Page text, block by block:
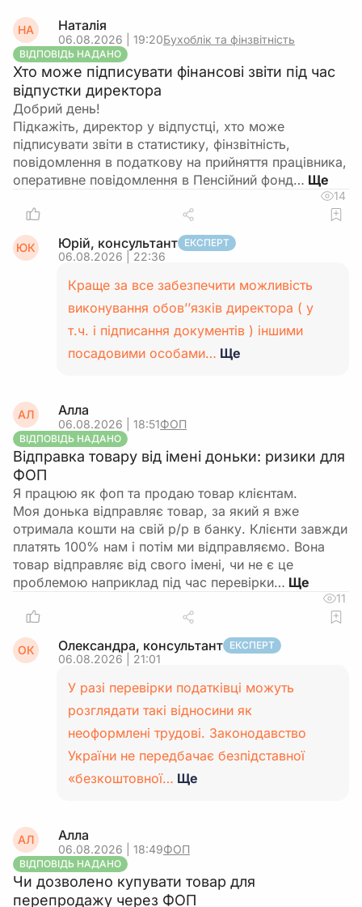
НА Наталія
06.08.2026 | 19:20Бухоблік та фінзвітність
ВІДПОВІДЬ НАДАНО
Хто може підписувати фінансові звіти під час
відпустки директора
Добрий день!
Підкажіть, директор у відпустці, хто може
підписувати звіти в статистику, фінзвітність,
повідомлення в податкову на прийняття працівника,
оперативне повідомлення в Пенсійний фонд…
14
ЮК Юрій, консультант ЕКСПЕРТ
06.08.2026 | 22:36
Краще за все забезпечити можливість
виконування обов’’язків директора ( у
т.ч. і підписання документів ) іншими
посадовими особами… Ще
АЛ Алла
06.08.2026 | 18:51ФОП
ВІДПОВІДЬ НАДАНО
Відправка товару від імені доньки: ризики для
ФОП
Я працюю як фоп та продаю товар клієнтам.
Моя донька відправляє товар, за який я вже
отримала кошти на свій р/р в банку. Клієнти завжди
платять 100% нам і потім ми відправляємо. Вона
товар відправляє від свого імені, чи не є це
проблемою наприклад під час перевірки…
11
ОК Олександра, консультант ЕКСПЕРТ
06.08.2026 | 21:01
У разі перевірки податківці можуть
розглядати такі відносини як
неоформлені трудові. Законодавство
України не передбачає безпідставної
«безкоштовної… Ще
АЛ Алла
06.08.2026 | 18:49ФОП
ВІДПОВІДЬ НАДАНО
Чи дозволено купувати товар для
перепродажу через ФОП